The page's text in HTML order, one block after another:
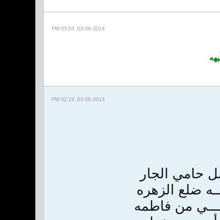
03-06-2014, 03:04 PM
03-06-2014, 02:19 PM
حامي الجار
ضلع الزهره
من فاطمه